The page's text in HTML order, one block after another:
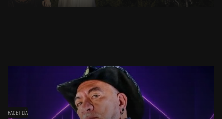
HACE 1 DÍA